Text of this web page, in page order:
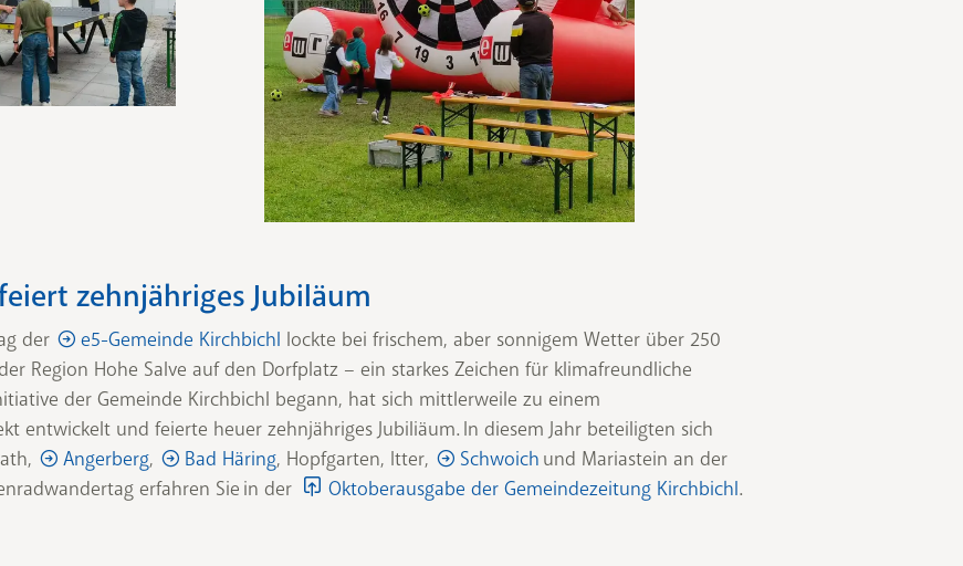
zehnjähriges Jubiläum
der e5-Gemeinde Kirchbichl lockte bei frischem, aber sonnigem Wetter über 250
Region Hohe Salve auf den Dorfplatz – ein starkes Zeichen für klimafreundliche
der Gemeinde Kirchbichl begann, hat sich mittlerweile zu einem
entwickelt und feierte heuer zehnjähriges Jubiliäum. In diesem Jahr beteiligten sich
Angerberg, Bad Häring, Hopfgarten, Itter, Schwoich und Mariastein an der
erfahren Sie in der
Oktoberausgabe der Gemeindezeitung Kirchbichl.